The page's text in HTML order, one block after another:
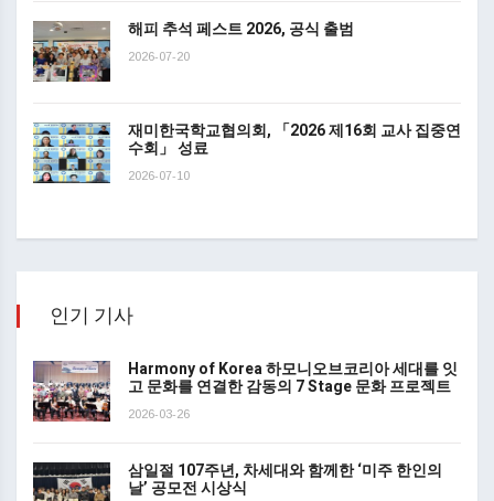
해피 추석 페스트 2026, 공식 출범
2026-07-20
재미한국학교협의회, 「2026 제16회 교사 집중연
수회」 성료
2026-07-10
인기 기사
Harmony of Korea 하모니오브코리아 세대를 잇
고 문화를 연결한 감동의 7 Stage 문화 프로젝트
2026-03-26
삼일절 107주년, 차세대와 함께한 ‘미주 한인의
날’ 공모전 시상식